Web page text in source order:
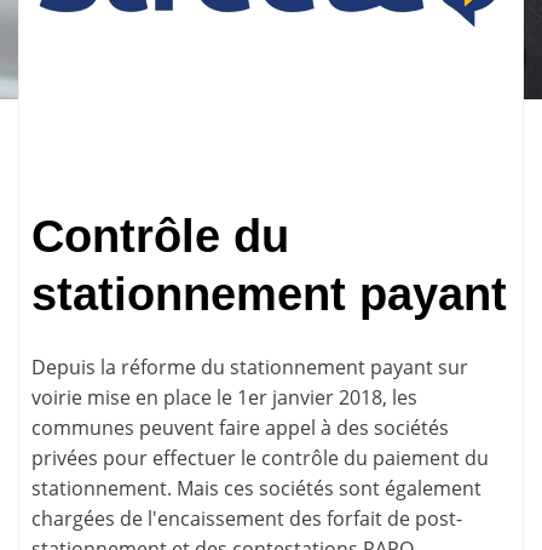
Contrôle du
stationnement payant
Depuis la réforme du stationnement payant sur
voirie mise en place le 1er janvier 2018, les
communes peuvent faire appel à des sociétés
privées pour effectuer le contrôle du paiement du
stationnement. Mais ces sociétés sont également
chargées de l'encaissement des forfait de post-